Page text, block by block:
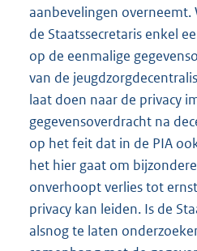
aanbevelingen overneemt.
de Staatssecretaris enkel
op de eenmalige
van de
laat doen naar de privacy
gegevensoverdracht na
op het feit dat in de PIA
het hier gaat om
onverhoopt verlies tot
privacy kan leiden. Is de
alsnog te laten